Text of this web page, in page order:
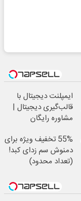
ایمپلنت دیجیتال با
قالب‌گیری دیجیتال |
مشاوره رایگان
55% تخفیف ویژه برای
دمنوش سم زدای کبد!
(تعداد محدود)